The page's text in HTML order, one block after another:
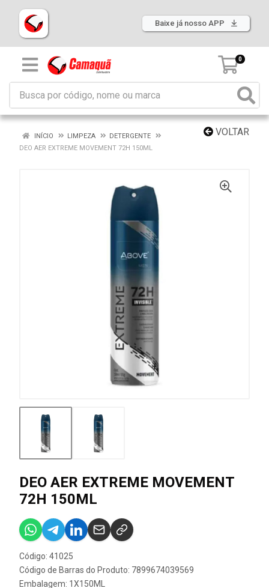
Baixe já nosso APP
0
VOLTAR
INÍCIO LIMPEZA
DETERGENTE
DEO AER EXTREME MOVEMENT 72H 150ML
DEO AER EXTREME MOVEMENT
72H 150ML
Código: 41025
Código de Barras do Produto: 7899674039569
Embalagem: 1X150ML